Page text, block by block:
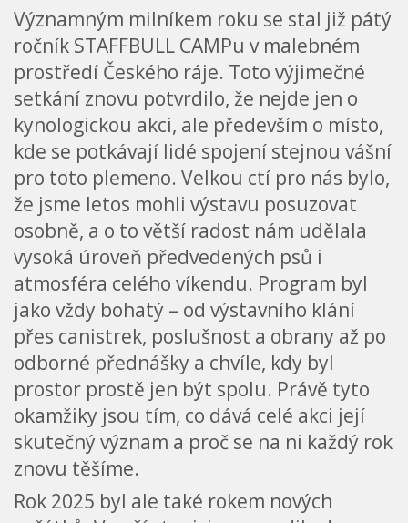
Významným milníkem roku se stal již pátý
ročník STAFFBULL CAMPu v malebném
prostředí Českého ráje. Toto výjimečné
setkání znovu potvrdilo, že nejde jen o
kynologickou akci, ale především o místo,
kde se potkávají lidé spojení stejnou vášní
pro toto plemeno. Velkou ctí pro nás bylo,
že jsme letos mohli výstavu posuzovat
osobně, a o to větší radost nám udělala
vysoká úroveň předvedených psů i
atmosféra celého víkendu. Program byl
jako vždy bohatý – od výstavního klání
přes canistrek, poslušnost a obrany až po
odborné přednášky a chvíle, kdy byl
prostor prostě jen být spolu. Právě tyto
okamžiky jsou tím, co dává celé akci její
skutečný význam a proč se na ni každý rok
znovu těšíme.
Rok 2025 byl ale také rokem nových